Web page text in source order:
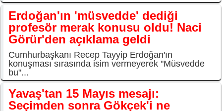
Erdoğan'ın 'müsvedde' dediği
profesör merak konusu oldu! Naci
Görür'den açıklama geldi
Cumhurbaşkanı Recep Tayyip Erdoğan'ın
konuşması sırasında isim vermeyerek "Müsvedde
bu"...
Yavaş'tan 15 Mayıs mesajı:
Seçimden sonra Gökçek'i ne